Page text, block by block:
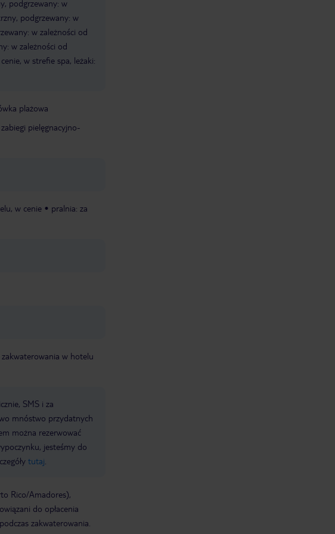
podgrzewany: w
podgrzewany: w
w zależności od
w zależności od
w strefie spa, leżaki:
plażowa
zabiegi pielęgnacyjno-
w cenie
pralnia: za
w hotelu
SMS i za
mnóstwo przydatnych
można rezerwować
jesteśmy do
tutaj
Rico/Amadores),
do opłacenia
zakwaterowania.